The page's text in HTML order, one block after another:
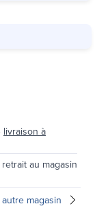
livraison à
au magasin
magasin